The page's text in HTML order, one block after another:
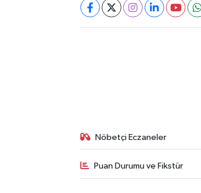
Nöbetçi Eczaneler
Puan Durumu ve Fikstür